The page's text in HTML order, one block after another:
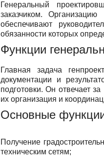
Генеральный
заказчиком. Организацию
обеспечивают
обязанности которых
Функции
Главная задача
документации и
подготовки. Он отвечает
их организация и
Основные
Получение
техническим сетям;